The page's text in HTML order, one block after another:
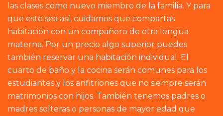
las clases como nuevo miembro de la familia. Y para
que esto sea así, cuidamos que compartas
habitación con un compañero de otra lengua
materna. Por un precio algo superior puedes
también reservar una habitación individual. El
cuarto de baño y la cocina serán comunes para los
estudiantes y los anfitriones que no siempre serán
matrimonios con hijos. También tenemos padres o
madres solteras o personas de mayor edad que